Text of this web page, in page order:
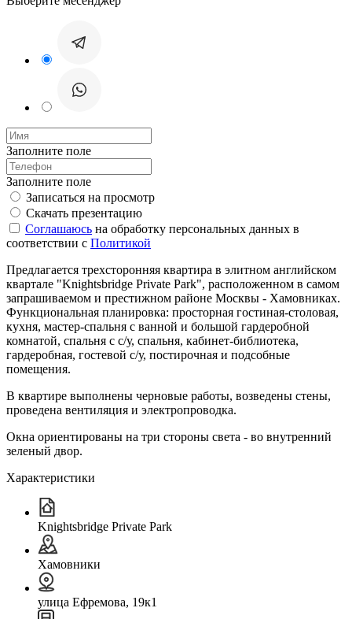
Заполните поле
Заполните поле
Записаться на просмотр
Скачать презентацию
Соглашаюсь на обработку персональных данных в
соответствии с Политикой
Предлагается трехсторонняя квартира в элитном английском
квартале "Knightsbridge Private Park", расположенном в самом
запрашиваемом и престижном районе Москвы - Хамовниках.
Функциональная планировка: просторная гостиная-столовая,
кухня, мастер-спальня с ванной и большой гардеробной
комнатой, спальня с с/у, спальня, кабинет-библиотека,
гардеробная, гостевой с/у, постирочная и подсобные
помещения.
В квартире выполнены черновые работы, возведены стены,
проведена вентиляция и электропроводка.
Окна ориентированы на три стороны света - во внутренний
зеленый двор.
Характеристики
Knightsbridge Private Park
Хамовники
улица Ефремова, 19к1